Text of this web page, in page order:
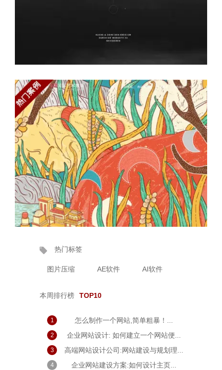
热门标签
图片压缩 AE软件 AI软件
本周排行榜 TOP10
1 怎么制作一个网站,简单粗暴！...
2 企业网站设计: 如何建立一个网站便...
3 高端网站设计公司:网站建设与规划理...
4 企业网站建设方案:如何设计主页...